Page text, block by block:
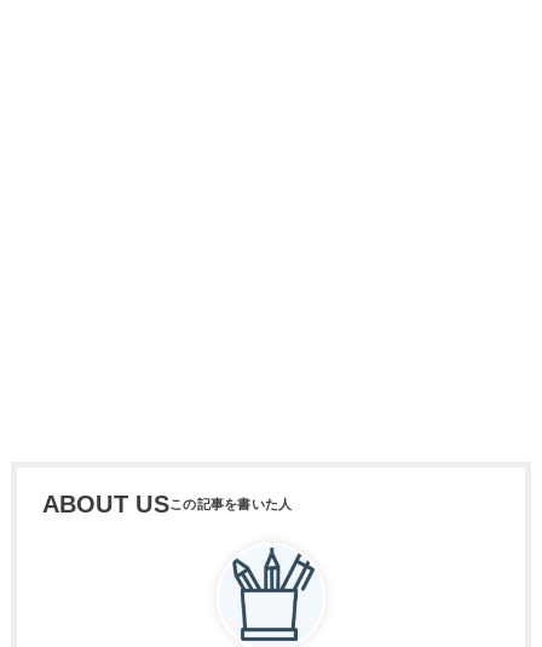
ABOUT US